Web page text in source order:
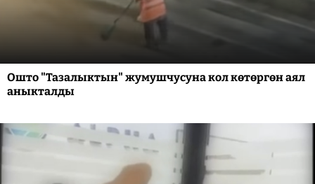
Ошто "Тазалыктын" жумушчусуна кол көтөргөн аял
аныкталды